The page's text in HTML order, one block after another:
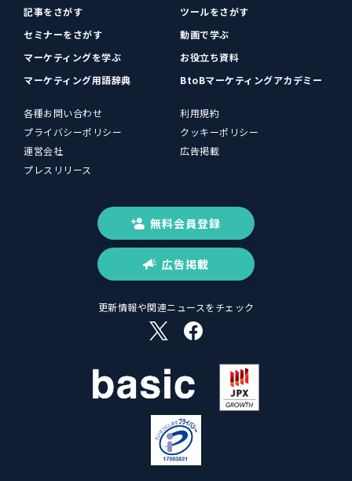
記事をさがす
ツールをさがす
セミナーをさがす
動画で学ぶ
マーケティングを学ぶ
お役立ち資料
マーケティング用語辞典
BtoBマーケティングアカデミー
各種お問い合わせ
利用規約
プライバシーポリシー
クッキーポリシー
運営会社
広告掲載
プレスリリース
無料会員登録
広告掲載
更新情報や関連ニュースをチェック